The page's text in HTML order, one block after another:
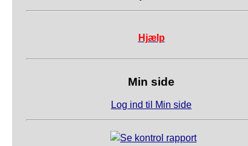
Hjælp
Min side
Log ind til Min side